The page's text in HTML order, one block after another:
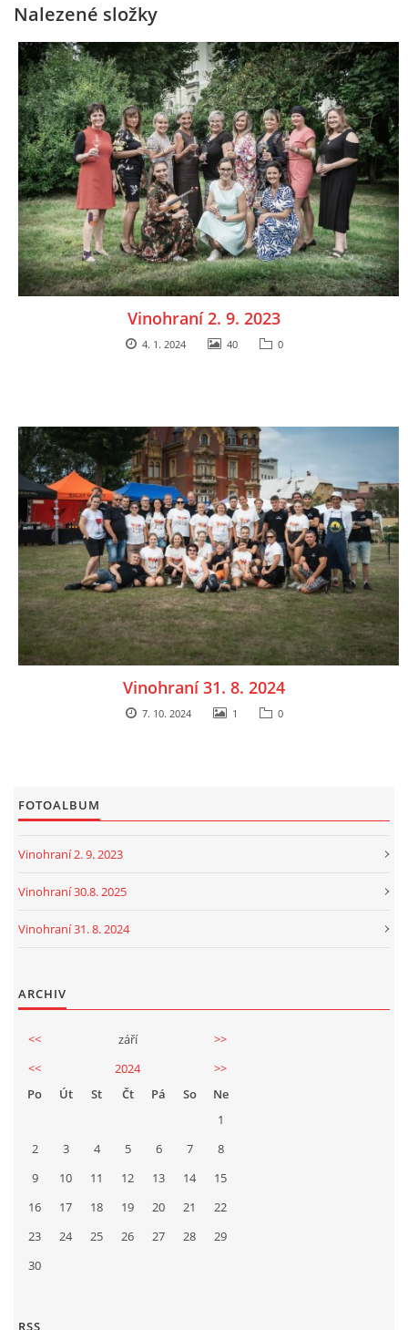
Nalezené složky
Vinohraní 2. 9. 2023
4. 1. 2024 40 0
Vinohraní 31. 8. 2024
7. 10. 2024 1 0
FOTOALBUM
Vinohraní 2. 9. 2023
Vinohraní 30.8. 2025
Vinohraní 31. 8. 2024
ARCHIV
<< září
>>
<<
2024
>>
Po
Út St Čt Pá So
Ne
1
2
3 4 5 6 7
8
9
10 11 12 13 14
15
16
17 18 19 20 21
22
23
24 25 26 27 28
29
30
RSS